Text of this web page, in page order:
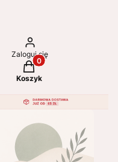
Zaloguj się
Produkty w koszyku:
Koszyk